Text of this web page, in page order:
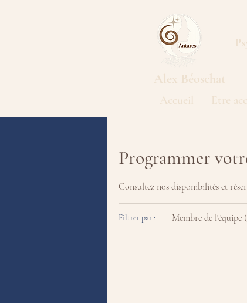
Alex Béoschat
Accueil Etre
Programmer
Consultez nos disponibilités et
Filtrer par : Membre de l'équipe